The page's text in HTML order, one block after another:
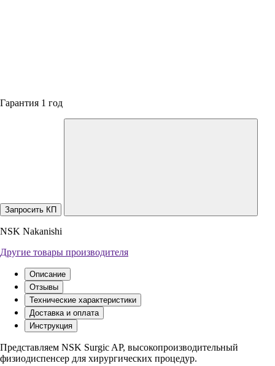
Гарантия 1 год
Запросить КП
NSK Nakanishi
Другие товары производителя
Описание
Отзывы
Технические характеристики
Доставка и оплата
Инструкция
Представляем NSK Surgic AP, высокопроизводительный
физиодиспенсер для хирургических процедур.